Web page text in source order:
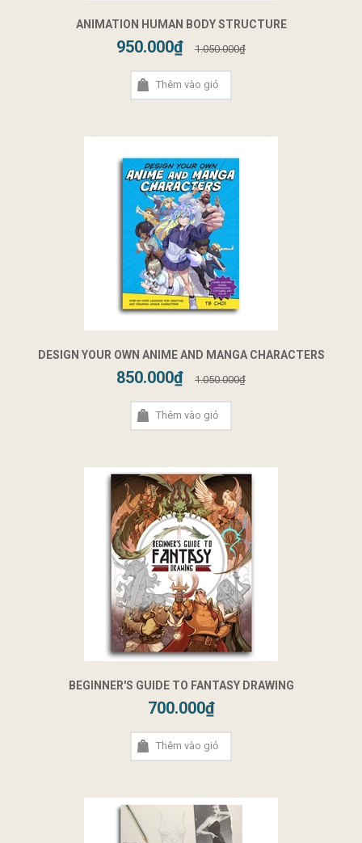
ANIMATION HUMAN BODY STRUCTURE
950.000₫ 1.050.000₫
Thêm vào giỏ
DESIGN YOUR OWN ANIME AND MANGA CHARACTERS
850.000₫ 1.050.000₫
Thêm vào giỏ
BEGINNER'S GUIDE TO FANTASY DRAWING
700.000₫
Thêm vào giỏ